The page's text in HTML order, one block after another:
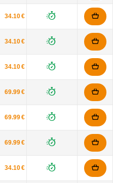
34.10 €
34.10 €
34.10 €
69.99 €
69.99 €
69.99 €
34.10 €